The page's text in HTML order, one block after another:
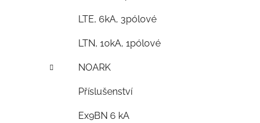
LTE, 6kA, 3pólové
LTN, 10kA, 1pólové
NOARK
Příslušenství
Ex9BN 6 kA